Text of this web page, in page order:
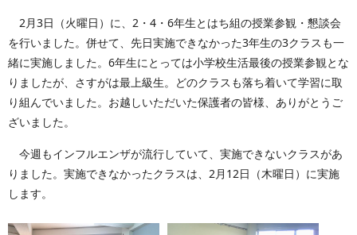
2月3日（火曜日）に、2・4・6年生とはち組の授業参観・懇談会
を行いました。併せて、先日実施できなかった3年生の3クラスも一
緒に実施しました。6年生にとっては小学校生活最後の授業参観とな
りましたが、さすがは最上級生。どのクラスも落ち着いて学習に取
り組んでいました。お越しいただいた保護者の皆様、ありがとうご
ざいました。
今週もインフルエンザが流行していて、実施できないクラスがあ
りました。実施できなかったクラスは、2月12日（木曜日）に実施
します。